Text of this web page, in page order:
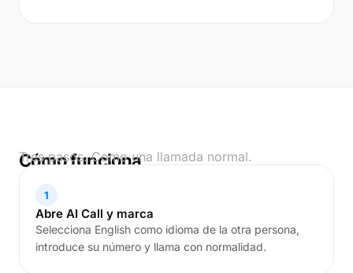
Cómo funciona
Tres pasos. Como una llamada normal.
1
Abre AI Call y marca
Selecciona English como idioma de la otra persona,
introduce su número y llama con normalidad.